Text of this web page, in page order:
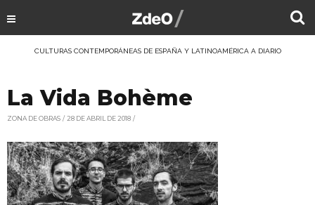
CULTURAS CONTEMPORÁNEAS DE ESPAÑA Y LATINOAMÉRICA A DIARIO
La Vida Bohème
ZONA DE OBRAS 28 DE ABRIL DE 2018